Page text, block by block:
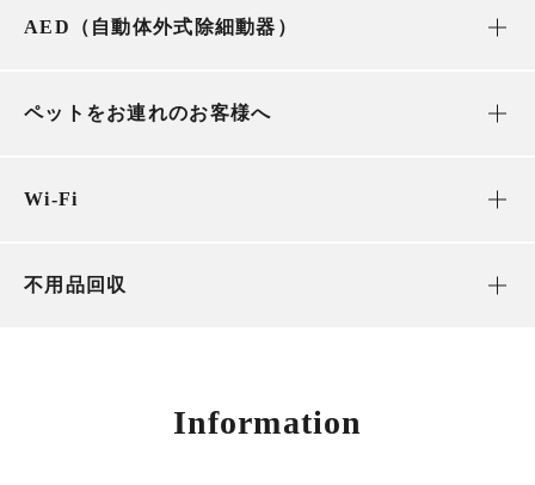
AED（自動体外式除細動器）
ペットをお連れのお客様へ
Wi-Fi
不用品回収
Information